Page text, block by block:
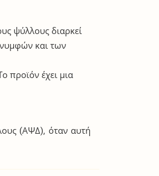
ψύλλους διαρκεί
και των
προϊόν έχει μια
(ΑΨΔ), όταν αυτή